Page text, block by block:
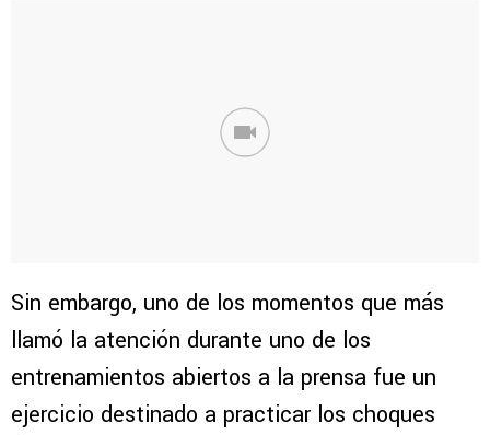
Sin embargo, uno de los momentos que más
llamó la atención durante uno de los
entrenamientos abiertos a la prensa fue un
ejercicio destinado a practicar los choques